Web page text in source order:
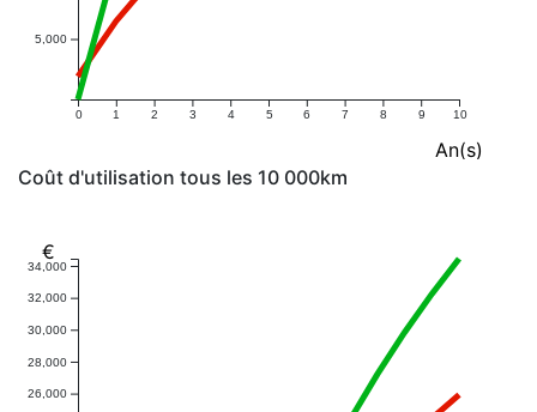
0 1 2 3 4 5 6 7 8 9 10
5,000
An(s)
Coût d'utilisation tous les 10 000km
26,000
28,000
30,000
32,000
34,000
€